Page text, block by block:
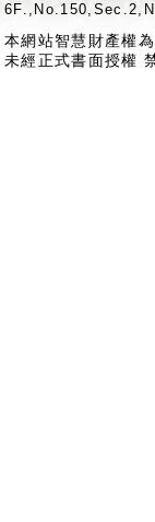
本網站智慧財產權
未經正式書面授權